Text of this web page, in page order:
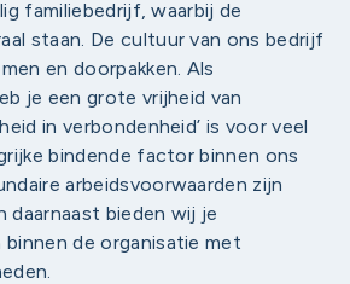
familiebedrijf, waarbij de
staan. De cultuur van ons bedrijf
en doorpakken. Als
je een grote vrijheid van
in verbondenheid’ is voor veel
bindende factor binnen ons
arbeidsvoorwaarden zijn
daarnaast bieden wij je
binnen de organisatie met